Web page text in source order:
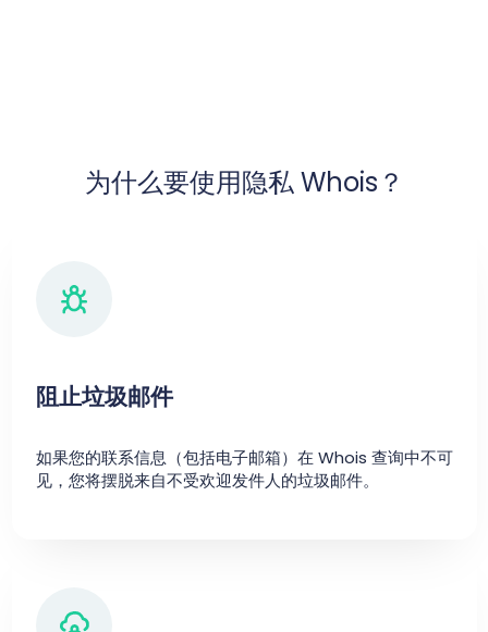
为什么要使用隐私 Whois？
阻止垃圾邮件
如果您的联系信息（包括电子邮箱）在 Whois 查询中不可
见，您将摆脱来自不受欢迎发件人的垃圾邮件。